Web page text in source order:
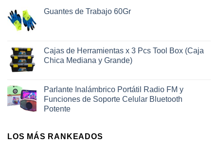
Guantes de Trabajo 60Gr
Cajas de Herramientas x 3 Pcs Tool Box (Caja
Chica Mediana y Grande)
Parlante Inalámbrico Portátil Radio FM y
Funciones de Soporte Celular Bluetooth
Potente
LOS MÁS RANKEADOS